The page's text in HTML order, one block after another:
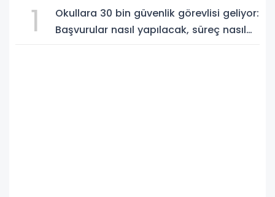
1
Okullara 30 bin güvenlik görevlisi geliyor:
Başvurular nasıl yapılacak, süreç nasıl